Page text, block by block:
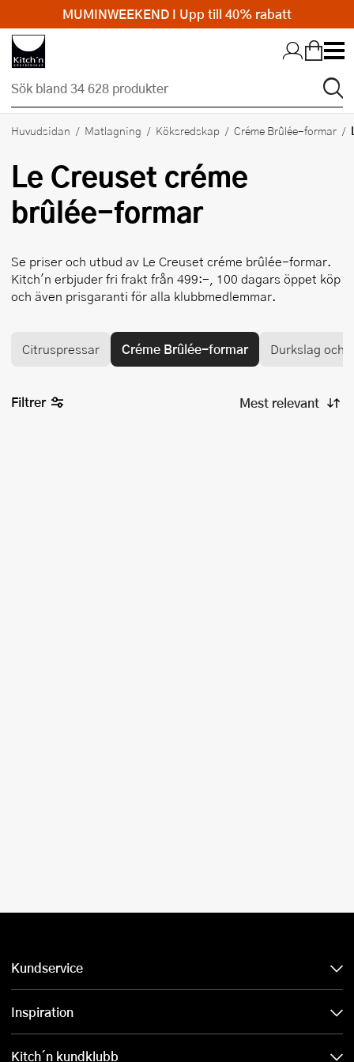
Hopp till huvudinnehållet
Huvudsidan Matlagning Köksredskap Créme Brûlée-formar
Le Creuset créme
brûlée-formar
Se priser och utbud av Le Creuset créme brûlée-formar.
Kitch'n erbjuder fri frakt från 499:-, 100 dagars öppet köp
och även prisgaranti för alla klubbmedlemmar.
Citruspressar Créme Brûlée-formar Durkslag och
Filtrer
Kundservice
Inspiration
Kitch´n kundklubb
MUMINWEEKEND I Upp till 40% rabatt